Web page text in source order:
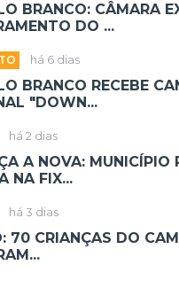
BRANCO: CÂMARA
DO ...
há 6 dias
BRANCO RECEBE
"DOWN...
há 2 dias
A NOVA: MUNICÍPIO
NA FIX...
há 3 dias
70 CRIANÇAS DO